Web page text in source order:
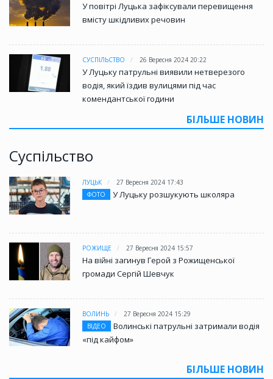
У повітрі Луцька зафіксували перевищення
вмісту шкідливих речовин
СУСПІЛЬСТВО 26 Вересня 2024 20:22
У Луцьку патрульні виявили нетверезого
водія, який їздив вулицями під час
комендантської години
БІЛЬШЕ НОВИН
Суспільство
ЛУЦЬК
27 Вересня 2024 17:43
ФОТО
У Луцьку розшукують школяра
РОЖИЩЕ 27 Вересня 2024 15:57
На війні загинув Герой з Рожищенської
громади Сергій Шевчук
ВОЛИНЬ
27 Вересня 2024 15:29
ВІДЕО
Волинські патрульні затримали водія
«під кайфом»
БІЛЬШЕ НОВИН